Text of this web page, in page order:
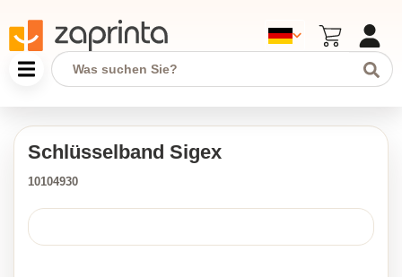
Schlüsselband Sigex
10104930